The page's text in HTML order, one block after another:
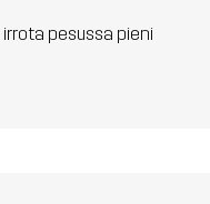
pesussa pieni